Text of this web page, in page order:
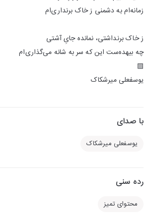
زمانه‌ام به دشمنی ز خاک برنداری‌ام
ز خاک برنداشتی، نمانده جایِ آشتی
چه بیهده‌ست این که سر به شانه می‌گذاری‌ام
▨
یوسفعلی میرشکاک
با صدای
یوسفعلی میرشکاک
رده سنی
محتوای تمیز